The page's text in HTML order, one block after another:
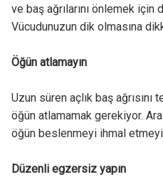
ve baş ağrılarını önlemek için
Vücudunuzun dik olmasına
Öğün atlamayın
Uzun süren açlık baş
öğün atlamamak gerekiyor.
öğün beslenmeyi ihmal
Düzenli egzersiz yapın